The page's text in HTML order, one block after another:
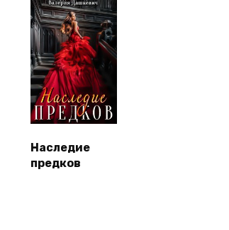
Наследие
предков